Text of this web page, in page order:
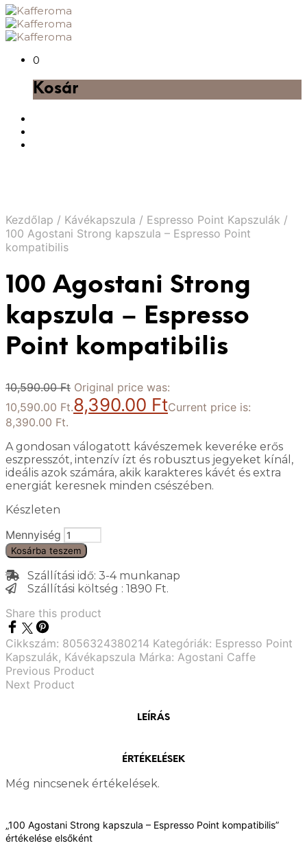
0
Kosár
Kezdőlap / Kávékapszula / Espresso Point Kapszulák /
100 Agostani Strong kapszula – Espresso Point
kompatibilis
100 Agostani Strong
kapszula – Espresso
Point kompatibilis
10,590.00Ft Original price was:
10,590.00 Ft.8,390.00 FtCurrent price is:
8,390.00 Ft.
A gondosan válogatott kávészemek keveréke erős
eszpresszót, intenzív ízt és robusztus jegyeket kínál,
ideális azok számára, akik karakteres kávét és extra
energiát keresnek minden csészében.
Készleten
Mennyiség
Kosárba teszem
Szállítási idő: 3-4 munkanap
Szállítási költség : 1890 Ft.
Share this product
Cikkszám: 8056324380214 Kategóriák: Espresso Point
Kapszulák, Kávékapszula Márka: Agostani Caffe
Previous Product
Next Product
LEÍRÁS
ÉRTÉKELÉSEK
Még nincsenek értékelések.
„100 Agostani Strong kapszula – Espresso Point kompatibilis”
értékelése elsőként